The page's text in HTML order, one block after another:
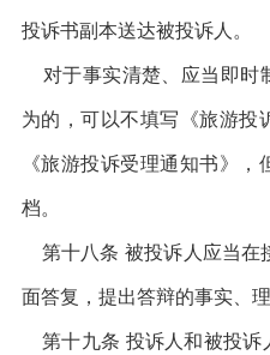
投诉书副本送达被投
对于事实清楚、应当即时
为的，可以不填写《旅游投
《旅游投诉受理通知书》
档。
第十八条 被投诉人应当在
面答复，提出答辩的事
第十九条 投诉人和被投诉